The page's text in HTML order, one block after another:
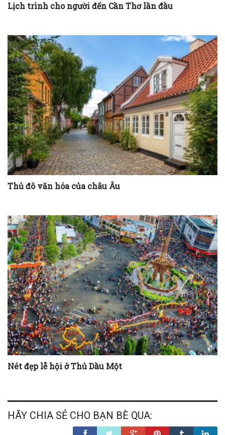
Lịch trình cho người đến Cần Thơ lần đầu
Thủ đô văn hóa của châu Âu
Nét đẹp lễ hội ở Thủ Dầu Một
HÃY CHIA SẺ CHO BẠN BÈ QUA: